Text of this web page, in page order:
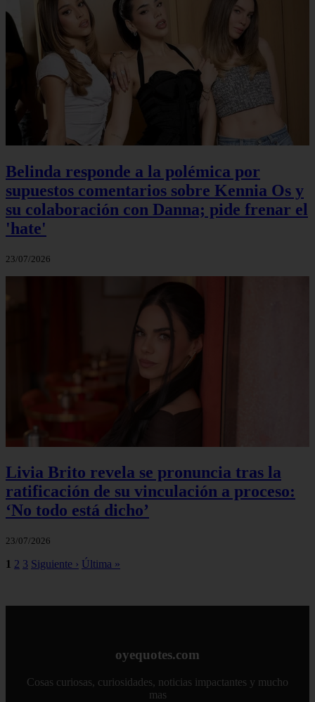
Belinda responde a la polémica por
supuestos comentarios sobre Kennia Os y
su colaboración con Danna; pide frenar el
'hate'
23/07/2026
Livia Brito revela se pronuncia tras la
ratificación de su vinculación a proceso:
‘No todo está dicho’
23/07/2026
1 2 3 Siguiente › Última »
oyequotes.com
Cosas curiosas, curiosidades, noticias impactantes y mucho
mas